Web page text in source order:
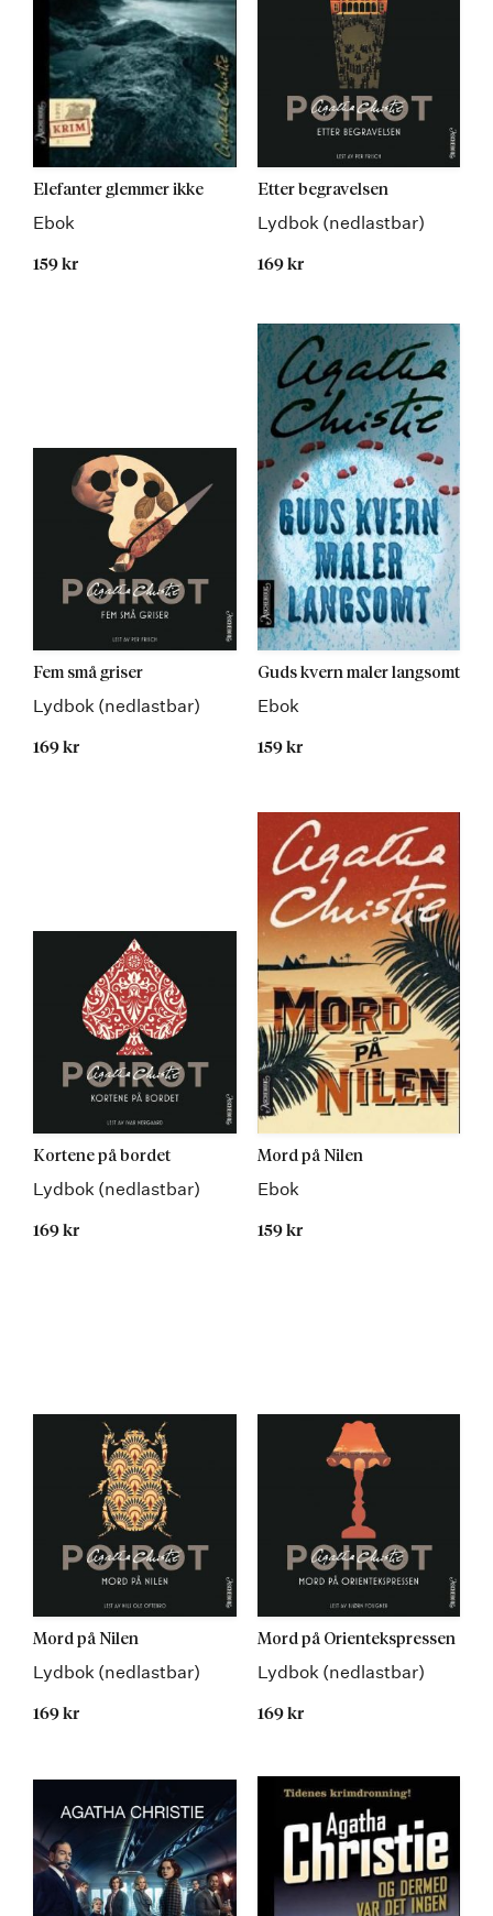
Elefanter glemmer ikke
Ebok
159 kr
Etter begravelsen
Lydbok (nedlastbar)
169 kr
Fem små griser
Lydbok (nedlastbar)
169 kr
Guds kvern maler langsomt
Ebok
159 kr
Kortene på bordet
Lydbok (nedlastbar)
169 kr
Mord på Nilen
Ebok
159 kr
Mord på Nilen
Lydbok (nedlastbar)
169 kr
Mord på Orientekspressen
Lydbok (nedlastbar)
169 kr